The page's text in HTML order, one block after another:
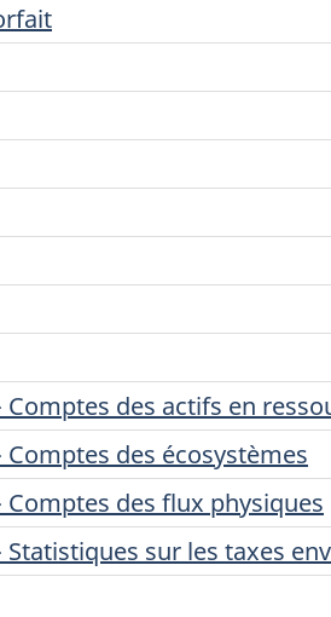
des actifs en
des écosystèmes
des flux physiques
sur les taxes